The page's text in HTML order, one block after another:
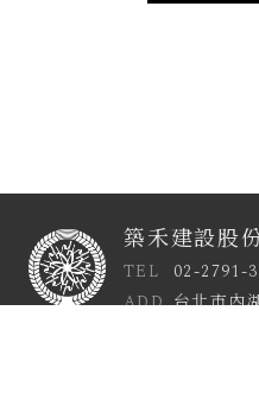
築禾建設股
TEL
02-2791-
ADD 台北市內